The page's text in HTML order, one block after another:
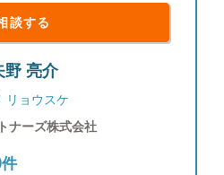
談する
野 亮介
リョウスケ
ナーズ株式会社
件